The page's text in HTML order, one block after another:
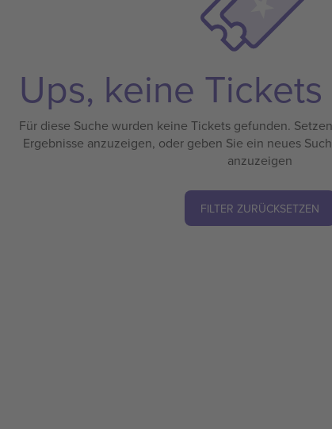
Ups, keine
Für diese Suche wurden keine Tickets gefunden.
Ergebnisse anzuzeigen, oder geben Sie ein neues
anzuzeigen
FILTER ZURÜCKSETZEN